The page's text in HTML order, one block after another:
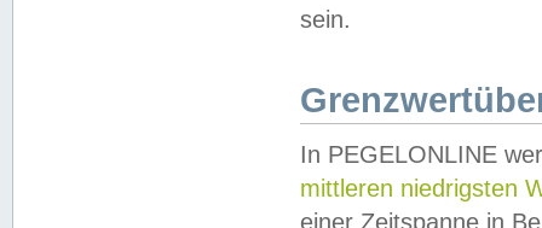
sein.
In PEGELONLINE
mittleren niedrigsten
einer Zeitspanne in